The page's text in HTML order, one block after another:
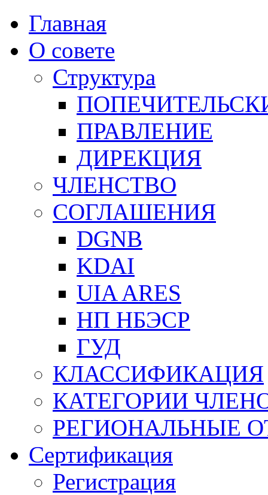
Главная
О совете
Структура
ПРАВЛЕНИЕ
ДИРЕКЦИЯ
ЧЛЕНСТВО
СОГЛАШЕНИЯ
DGNB
KDAI
UIA ARES
НП НБЭСР
ГУД
КЛАССИФИКАЦИЯ
КАТЕГОРИИ
РЕГИОНАЛЬНЫЕ
Сертификация
Регистрация